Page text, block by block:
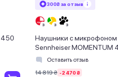
450
300₴ за отзыв
Наушники с микрофоном
Sennheiser MOMENTUM
Wireless Black (509266)
Оставить отзыв
14 819 ₴ -2 470 ₴